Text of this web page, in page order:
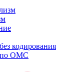
кодирования
по ОМС